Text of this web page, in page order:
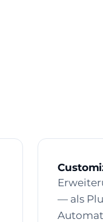
— als